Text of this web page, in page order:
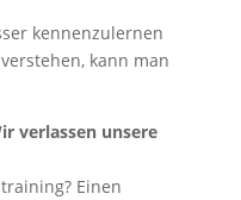
kennenzulernen
kann man
verlassen unsere
Einen